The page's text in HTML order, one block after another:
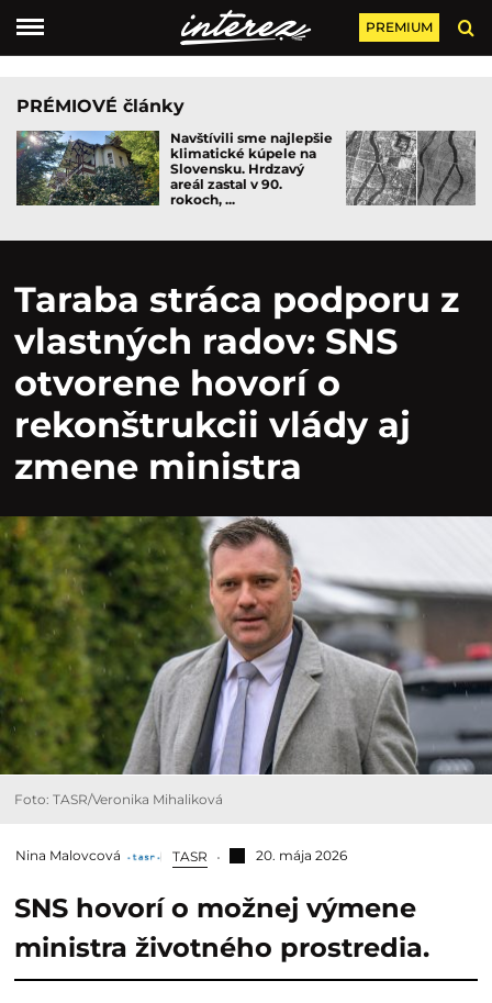
PREMIUM
PRÉMIOVÉ články
Navštívili sme najlepšie
klimatické kúpele na
Slovensku. Hrdzavý
areál zastal v 90.
rokoch, ...
Taraba stráca podporu z
vlastných radov: SNS
otvorene hovorí o
rekonštrukcii vlády aj
zmene ministra
Foto: TASR/Veronika Mihaliková
Nina Malovcová TASR 20. mája 2026
SNS hovorí o možnej výmene
ministra životného prostredia.